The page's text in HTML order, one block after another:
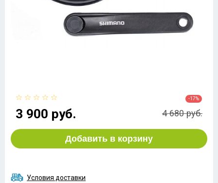
3 900 руб.
-17%
4 680 руб.
Добавить в корзину
Условия доставки